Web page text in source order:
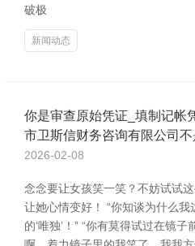
破极
新闻动态
你是审查原始凭证_填制记帐
市卫斯信财务咨询有限公司
2026-02-08
念念要让女孩笑一笑？不妨试试
让她心情变好！ “你知谈为什么我
的‘唯独’！” “你有莫得试过在镜